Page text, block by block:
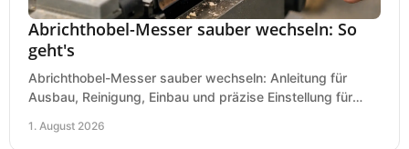
Abrichthobel-Messer sauber wechseln: So
geht's
Abrichthobel-Messer sauber wechseln: Anleitung für
Ausbau, Reinigung, Einbau und präzise Einstellung für
1. August 2026